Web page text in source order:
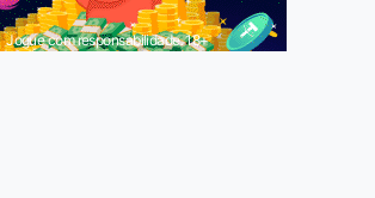
Jogue com responsabilidade. 18+